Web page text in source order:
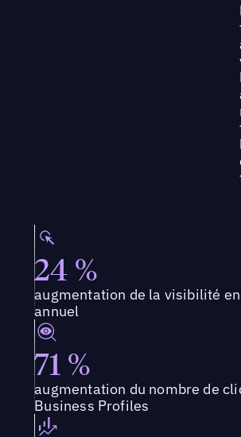
24 %
augmentation de la visibilité
annuel
71 %
augmentation du nombre de
Business Profiles